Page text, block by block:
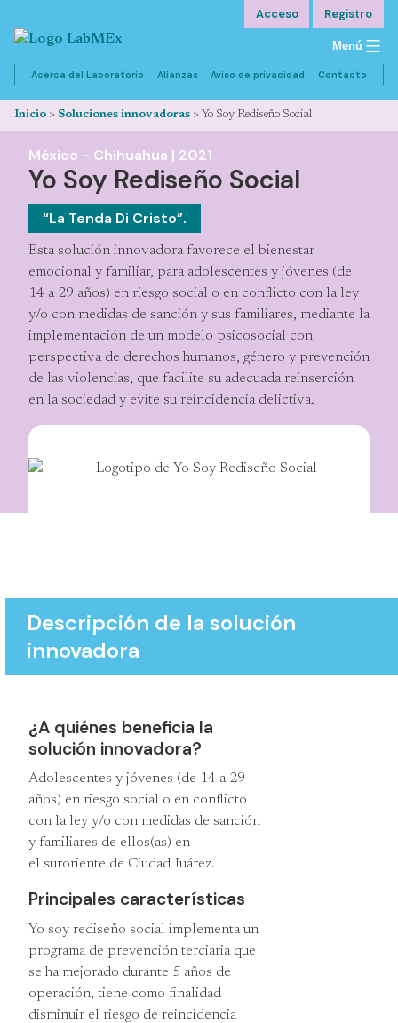
Acceso Registro
Menú
Acerca del Laboratorio Alianzas Aviso de privacidad Contacto
Resultados
Comentar
Inicio > Soluciones innovadoras > Yo Soy Rediseño Social
México - Chihuahua | 2021
Yo Soy Rediseño Social
“La Tenda Di Cristo”.
Esta solución innovadora favorece el bienestar
emocional y familiar, para adolescentes y jóvenes (de
14 a 29 años) en riesgo social o en conflicto con la ley
y/o con medidas de sanción y sus familiares, mediante la
implementación de un modelo psicosocial con
perspectiva de derechos humanos, género y prevención
de las violencias, que facilite su adecuada reinserción
en la sociedad y evite su reincidencia delictiva.
Descripción de la solución
innovadora
¿A quiénes beneficia la
solución innovadora?
Adolescentes y jóvenes (de 14 a 29
años) en riesgo social o en conflicto
con la ley y/o con medidas de sanción
y familiares de ellos(as) en
el suroriente de Ciudad Juárez.
Principales características
Yo soy rediseño social implementa un
programa de prevención terciaria que
se ha mejorado durante 5 años de
operación, tiene como finalidad
disminuir el riesgo de reincidencia